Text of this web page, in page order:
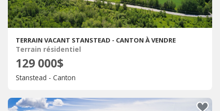
TERRAIN VACANT STANSTEAD - CANTON À VENDRE
Terrain résidentiel
129 000$
Stanstead - Canton